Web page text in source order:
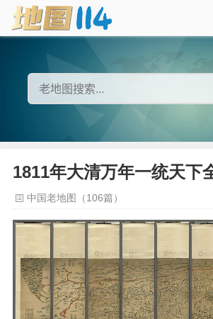
1811年大清万年一统天下
中国老地图（106篇）